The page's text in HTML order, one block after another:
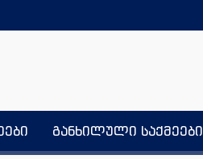
განხილული საქმეები